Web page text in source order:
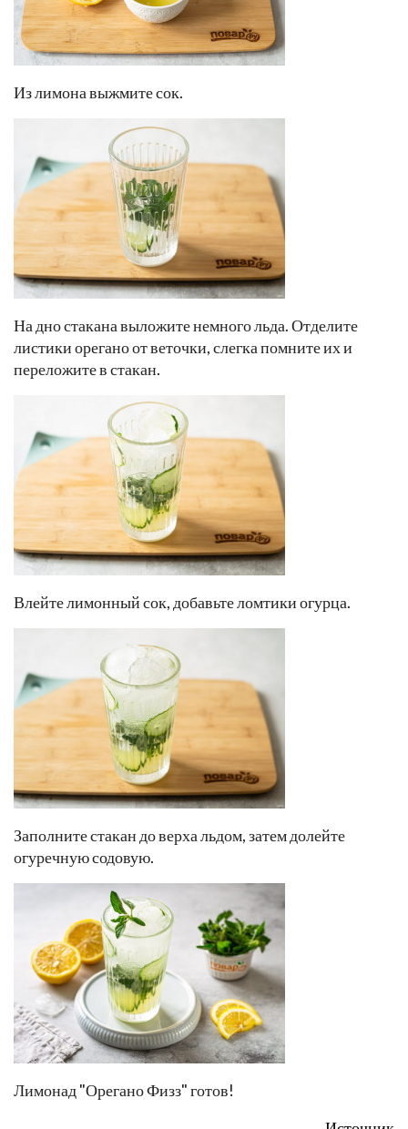
Из лимона выжмите сок.
На дно стакана выложите немного льда. Отделите
листики орегано от веточки, слегка помните их и
переложите в стакан.
Влейте лимонный сок, добавьте ломтики огурца.
Заполните стакан до верха льдом, затем долейте
огуречную содовую.
Лимонад "Орегано Физз" готов!